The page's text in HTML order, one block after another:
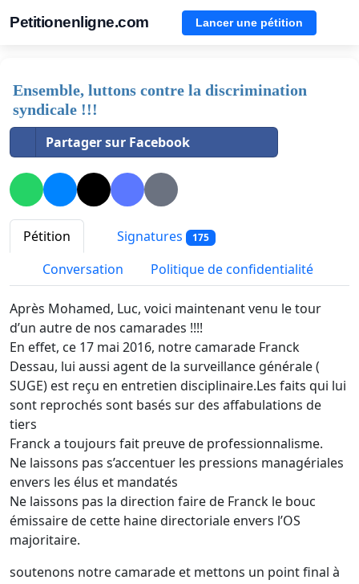
Petitionenligne.com Lancer une pétition
Ensemble, luttons contre la discrimination
syndicale !!!
Partager sur Facebook
Pétition Signatures 175
Conversation Politique de confidentialité
Après Mohamed, Luc, voici maintenant venu le tour
d’un autre de nos camarades !!!!
En effet, ce 17 mai 2016, notre camarade Franck
Dessau, lui aussi agent de la surveillance générale (
SUGE) est reçu en entretien disciplinaire.Les faits qui lui
sont reprochés sont basés sur des affabulations de
tiers
Franck a toujours fait preuve de professionnalisme.
Ne laissons pas s’accentuer les pressions managériales
envers les élus et mandatés
Ne laissons pas la direction faire de Franck le bouc
émissaire de cette haine directoriale envers l’OS
majoritaire.
soutenons notre camarade et mettons un point final à